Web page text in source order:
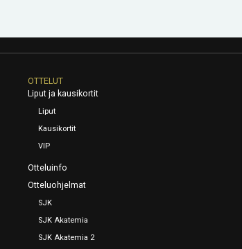
OTTELUT
Liput ja kausikortit
Liput
Kausikortit
VIP
Otteluinfo
Otteluohjelmat
SJK
SJK Akatemia
SJK Akatemia 2